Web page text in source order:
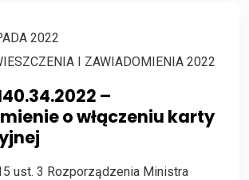
2022
I ZAWIADOMIENIA 2022
–
o włączeniu karty
ust. 3 Rozporządzenia Ministra